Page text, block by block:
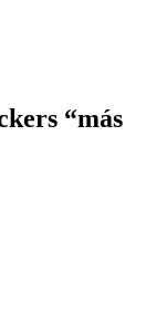
“más